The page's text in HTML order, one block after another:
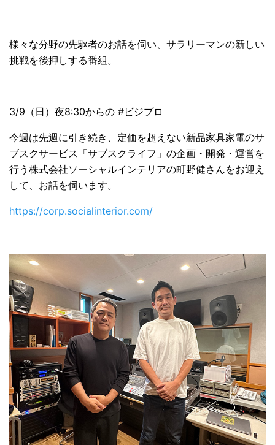
様々な分野の先駆者のお話を伺い、サラリーマンの新しい
挑戦を後押しする番組。
3/9（日）夜8:30からの #ビジプロ
今週は先週に引き続き、定価を超えない新品家具家電のサ
ブスクサービス「サブスクライフ」の企画・開発・運営を
行う株式会社ソーシャルインテリアの町野健さんをお迎え
して、お話を伺います。
https://corp.socialinterior.com/